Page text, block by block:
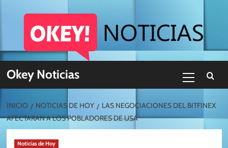
Okey Noticias
primario
INICIO NOTICIAS DE HOY
LAS NEGOCIACIONES DEL BITFINEX
AFECTARAN A LOS POBLADORES DE USA
Noticias de Hoy